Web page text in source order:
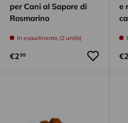
per Cani al Sapore di
Rosmarino
In esaurimento (2 unità)
€299
e